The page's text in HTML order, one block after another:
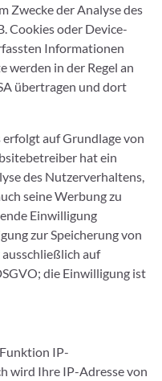
Zwecke der Analyse des
Cookies oder Device-
Informationen
werden in der Regel an
übertragen und dort
auf Grundlage von
hat ein
des Nutzerverhaltens,
seine Werbung zu
Einwilligung
zur Speicherung von
auf
die Einwilligung ist
IP-
wird Ihre IP-Adresse von